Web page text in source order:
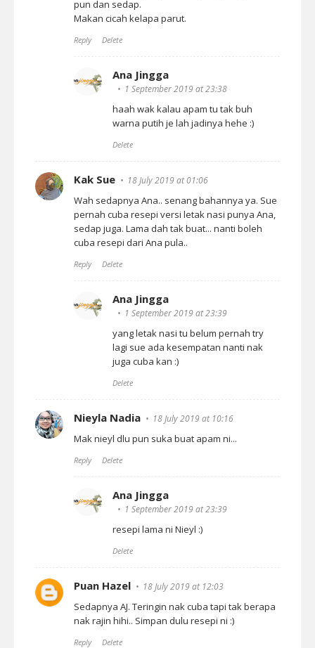
pun dan sedap.
Makan cicah kelapa parut.
Reply Delete
Ana Jingga
1 September 2019 at 23:38
haah wak kalau apam tu tak buh
warna putih je lah jadinya hehe :)
Delete
Kak Sue 18 July 2019 at 01:06
Wah sedapnya Ana.. senang bahannya ya. Sue
pernah cuba resepi versi letak nasi punya Ana,
sedap juga. Lama dah tak buat... nanti boleh
cuba resepi dari Ana pula..
Reply Delete
Ana Jingga
1 September 2019 at 23:39
yang letak nasi tu belum pernah try
lagi sue ada kesempatan nanti nak
juga cuba kan :)
Delete
Nieyla Nadia 18 July 2019 at 10:16
Mak nieyl dlu pun suka buat apam ni...
Reply Delete
Ana Jingga
1 September 2019 at 23:39
resepi lama ni Nieyl :)
Delete
Puan Hazel 18 July 2019 at 12:03
Sedapnya AJ. Teringin nak cuba tapi tak berapa
nak rajin hihi.. Simpan dulu resepi ni :)
Reply Delete